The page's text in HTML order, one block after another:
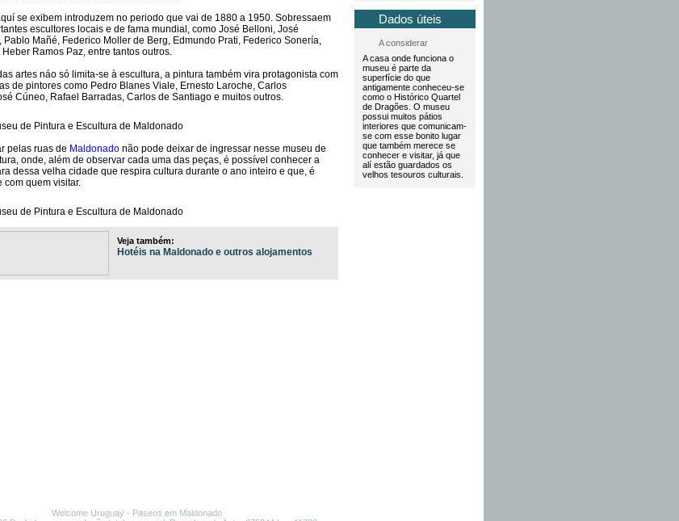
se exibem introduzem no periodo que vai de 1880 a 1950. Sobressaem
escultores locais e de fama mundial, como José Belloni, José
Pablo Mañé, Federico Moller de Berg, Edmundo Prati, Federico Sonería,
Heber Ramos Paz, entre tantos outros.
artes náo só limita-se à escultura, a pintura também vira protagonista com
de pintores como Pedro Blanes Viale, Ernesto Laroche, Carlos
Cúneo, Rafael Barradas, Carlos de Santiago e muitos outros.
pelas ruas de Maldonado não pode deixar de ingressar nesse museu de
onde, além de observar cada uma das peças, é possível conhecer a
dessa velha cidade que respira cultura durante o ano inteiro e que, é
com quem visitar.
Veja também:
Hotéis na Maldonado e outros alojamentos
Welcome Uruguay - Paseos em Maldonado
Dados úteis
A considerar
A casa onde funciona o
museu é parte da
superfície do que
antigamente conheceu-se
como o Histórico Quartel
de Dragões. O museu
possui muitos pátios
interiores que comunicam-
se com esse bonito lugar
que também merece se
conhecer e visitar, já que
alí estão guardados os
velhos tesouros culturais.